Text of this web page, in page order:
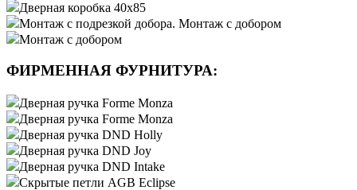
Дверная коробка 40х85
Монтаж с подрезкой добора. Монтаж с добором
Монтаж с добором
ФИРМЕННАЯ ФУРНИТУРА:
Дверная ручка Forme Monza
Дверная ручка Forme Monza
Дверная ручка DND Holly
Дверная ручка DND Joy
Дверная ручка DND Intake
Скрытые петли AGB Eclipse